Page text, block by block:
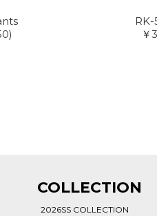
￥
COLLECTION
2026SS COLLECTION